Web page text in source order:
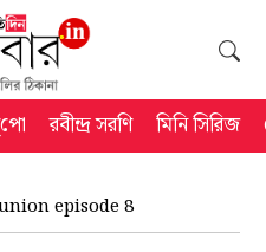
রবীন্দ্র সরণি মিনি সিরিজ
episode 8